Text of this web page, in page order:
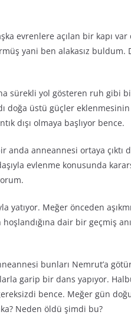
evrenlere açılan bir kapı var
yani ben alakasız buldum.
sürekli yol gösteren ruh gibi
doğa üstü güçler eklenmesinin
dışı olmaya başlıyor bence.
anda anneannesi ortaya çıktı
evlenme konusunda
yatıyor. Meğer önceden
dair bir geçmiş
bunları Nemrut’a
garip bir dans yapıyor.
bence. Meğer gün
Neden öldü şimdi bu?